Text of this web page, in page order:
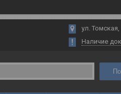
ул.
Наличие